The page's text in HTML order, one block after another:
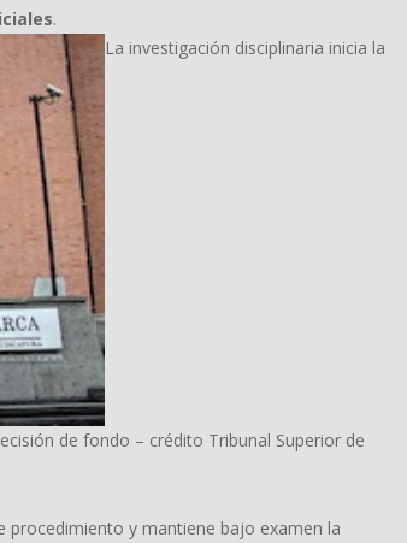
.
La investigación disciplinaria inicia la
de fondo – crédito Tribunal Superior de
procedimiento y mantiene bajo examen la